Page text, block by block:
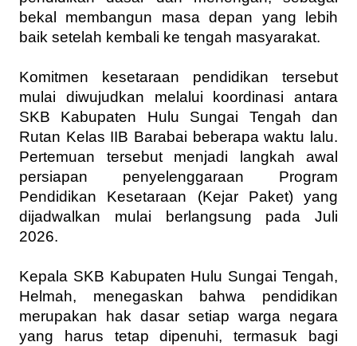
bekal membangun masa depan yang lebih
baik setelah kembali ke tengah masyarakat.
Komitmen kesetaraan pendidikan tersebut
mulai diwujudkan melalui koordinasi antara
SKB Kabupaten Hulu Sungai Tengah dan
Rutan Kelas IIB Barabai beberapa waktu lalu.
Pertemuan tersebut menjadi langkah awal
persiapan penyelenggaraan Program
Pendidikan Kesetaraan (Kejar Paket) yang
dijadwalkan mulai berlangsung pada Juli
2026.
Kepala SKB Kabupaten Hulu Sungai Tengah,
Helmah, menegaskan bahwa pendidikan
merupakan hak dasar setiap warga negara
yang harus tetap dipenuhi, termasuk bagi